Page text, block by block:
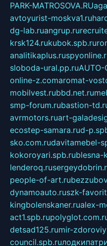
PARK-MATROSOVA.RU
avtoyurist-moskva1.ru
dg-lab.ruangrup.ru
krsk124.rukubok.spb.ru
analitikaplus.ru
sloboda-ural.pp.ruAUTO-
online-z.comaromat-
mobilvest.rubbd.net.ru
smp-forum.rubastion-
avrmotors.ruart-
ecostep-samara.rud-
sko.com.rudavitamebel-
kokoroyari.spb.rublesna-
lenderoq.ru
people-of-art.ru
dynamoauto.ruszk-
kingbolenskaner.rualex-
act1.spb.ru
detsad125.rumir-
council.spb.ru